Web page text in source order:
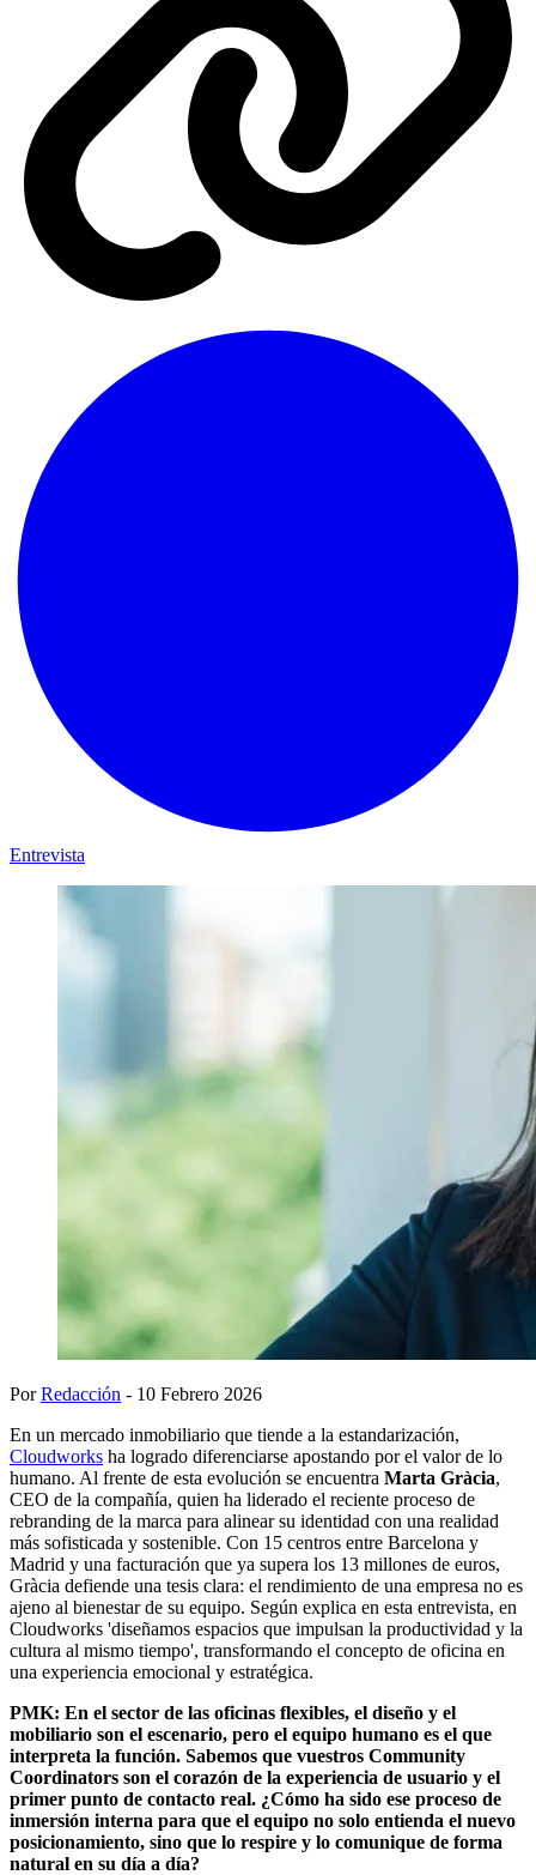
Entrevista
PorRedacción - 10 Febrero 2026
En un mercado inmobiliario que tiende a la estandarización,
Cloudworks ha logrado diferenciarse apostando por el valor de lo
humano. Al frente de esta evolución se encuentra Marta Gràcia,
CEO de la compañía, quien ha liderado el reciente proceso de
rebranding de la marca para alinear su identidad con una realidad
más sofisticada y sostenible. Con 15 centros entre Barcelona y
Madrid y una facturación que ya supera los 13 millones de euros,
Gràcia defiende una tesis clara: el rendimiento de una empresa no es
ajeno al bienestar de su equipo. Según explica en esta entrevista, en
Cloudworks 'diseñamos espacios que impulsan la productividad y la
cultura al mismo tiempo', transformando el concepto de oficina en
una experiencia emocional y estratégica.
PMK: En el sector de las oficinas flexibles, el diseño y el
mobiliario son el escenario, pero el equipo humano es el que
interpreta la función. Sabemos que vuestros Community
Coordinators son el corazón de la experiencia de usuario y el
primer punto de contacto real. ¿Cómo ha sido ese proceso de
inmersión interna para que el equipo no solo entienda el nuevo
posicionamiento, sino que lo respire y lo comunique de forma
natural en su día a día?